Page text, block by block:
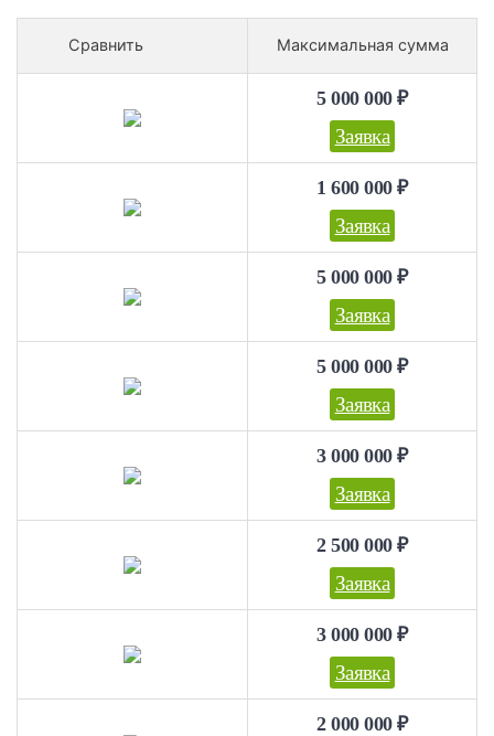
Сравнить Максимальная сумма
5 000 000 ₽
Заявка
1 600 000 ₽
Заявка
5 000 000 ₽
Заявка
5 000 000 ₽
Заявка
3 000 000 ₽
Заявка
2 500 000 ₽
Заявка
3 000 000 ₽
Заявка
2 000 000 ₽